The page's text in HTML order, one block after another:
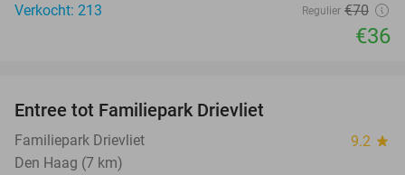
Verkocht: 213
Regulier €70
€36
Entree tot Familiepark Drievliet
Familiepark Drievliet 9.2 star
Den Haag (7 km)